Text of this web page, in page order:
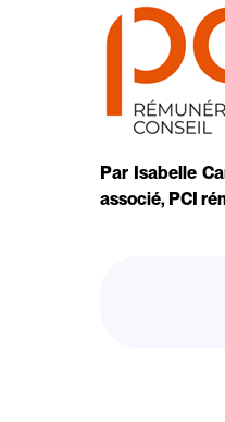
Par Isabelle
associé, PCI